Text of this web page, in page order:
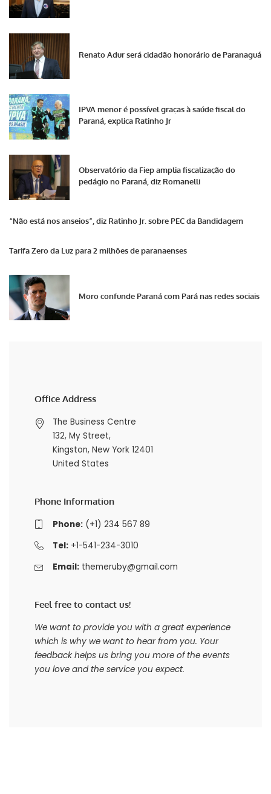
Renato Adur será cidadão honorário de Paranaguá
IPVA menor é possível graças à saúde fiscal do
Paraná, explica Ratinho Jr
Observatório da Fiep amplia fiscalização do
pedágio no Paraná, diz Romanelli
“Não está nos anseios”, diz Ratinho Jr. sobre PEC da Bandidagem
Tarifa Zero da Luz para 2 milhões de paranaenses
Moro confunde Paraná com Pará nas redes sociais
Office Address
The Business Centre
132, My Street,
Kingston, New York 12401
United States
Phone Information
Phone:(+1) 234 567 89
Tel:+1-541-234-3010
Email: themeruby@gmail.com
Feel free to contact us!
We want to provide you with a great experience
which is why we want to hear from you. Your
feedback helps us bring you more of the events
you love and the service you expect.